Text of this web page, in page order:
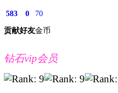
583
贡献
0
好友
70
金币
钻石vip会员